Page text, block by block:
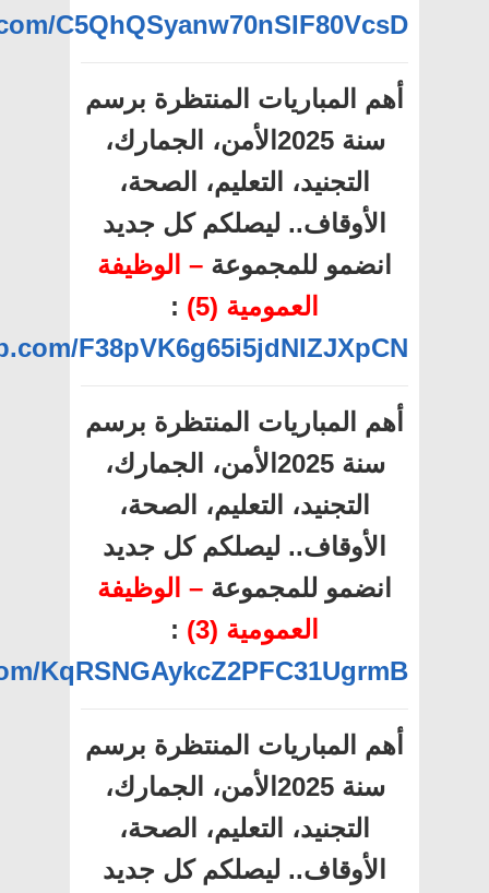
C5QhQSyanw70nSIF80VcsD
أهم المباريات المنتظرة برسم
سنة 2025الأمن، الجمارك،
التجنيد، التعليم، الصحة،
الأوقاف.. ليصلكم كل جديد
انضمو للمجموعة – الوظيفة
العمومية (5)
:
F38pVK6g65i5jdNIZJXpCN
أهم المباريات المنتظرة برسم
سنة 2025الأمن، الجمارك،
التجنيد، التعليم، الصحة،
الأوقاف.. ليصلكم كل جديد
انضمو للمجموعة – الوظيفة
العمومية (3)
:
KqRSNGAykcZ2PFC31UgrmB
أهم المباريات المنتظرة برسم
سنة 2025الأمن، الجمارك،
التجنيد، التعليم، الصحة،
الأوقاف.. ليصلكم كل جديد